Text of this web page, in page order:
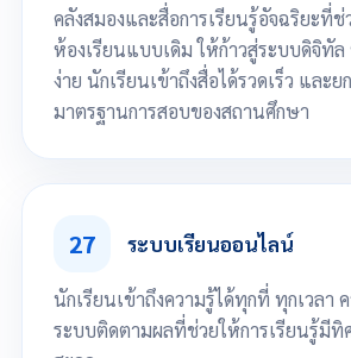
คลังสมองและสื่อการเรียนรู้อัจฉริยะที่
ห้องเรียนแบบเดิม ให้ก้าวสู่ระบบดิจิทั
ง่าย นักเรียนเข้าถึงสื่อได้รวดเร็ว และย
มาตรฐานการสอบของสถานศึกษา
อัปโหลดคลิปวิดีโอ เอกสารประกอบการสอน
สร้างและบริหารจัดการคลังข้อสอบของสถานศึกษ
แบบ (ปรนั
27 ระบบเรียนออนไลน์
นักเรียนเข้าถึงความรู้ได้ทุกที่ ทุกเวลา
ระบบติดตามผลที่ช่วยให้การเรียนรู้มีทิ